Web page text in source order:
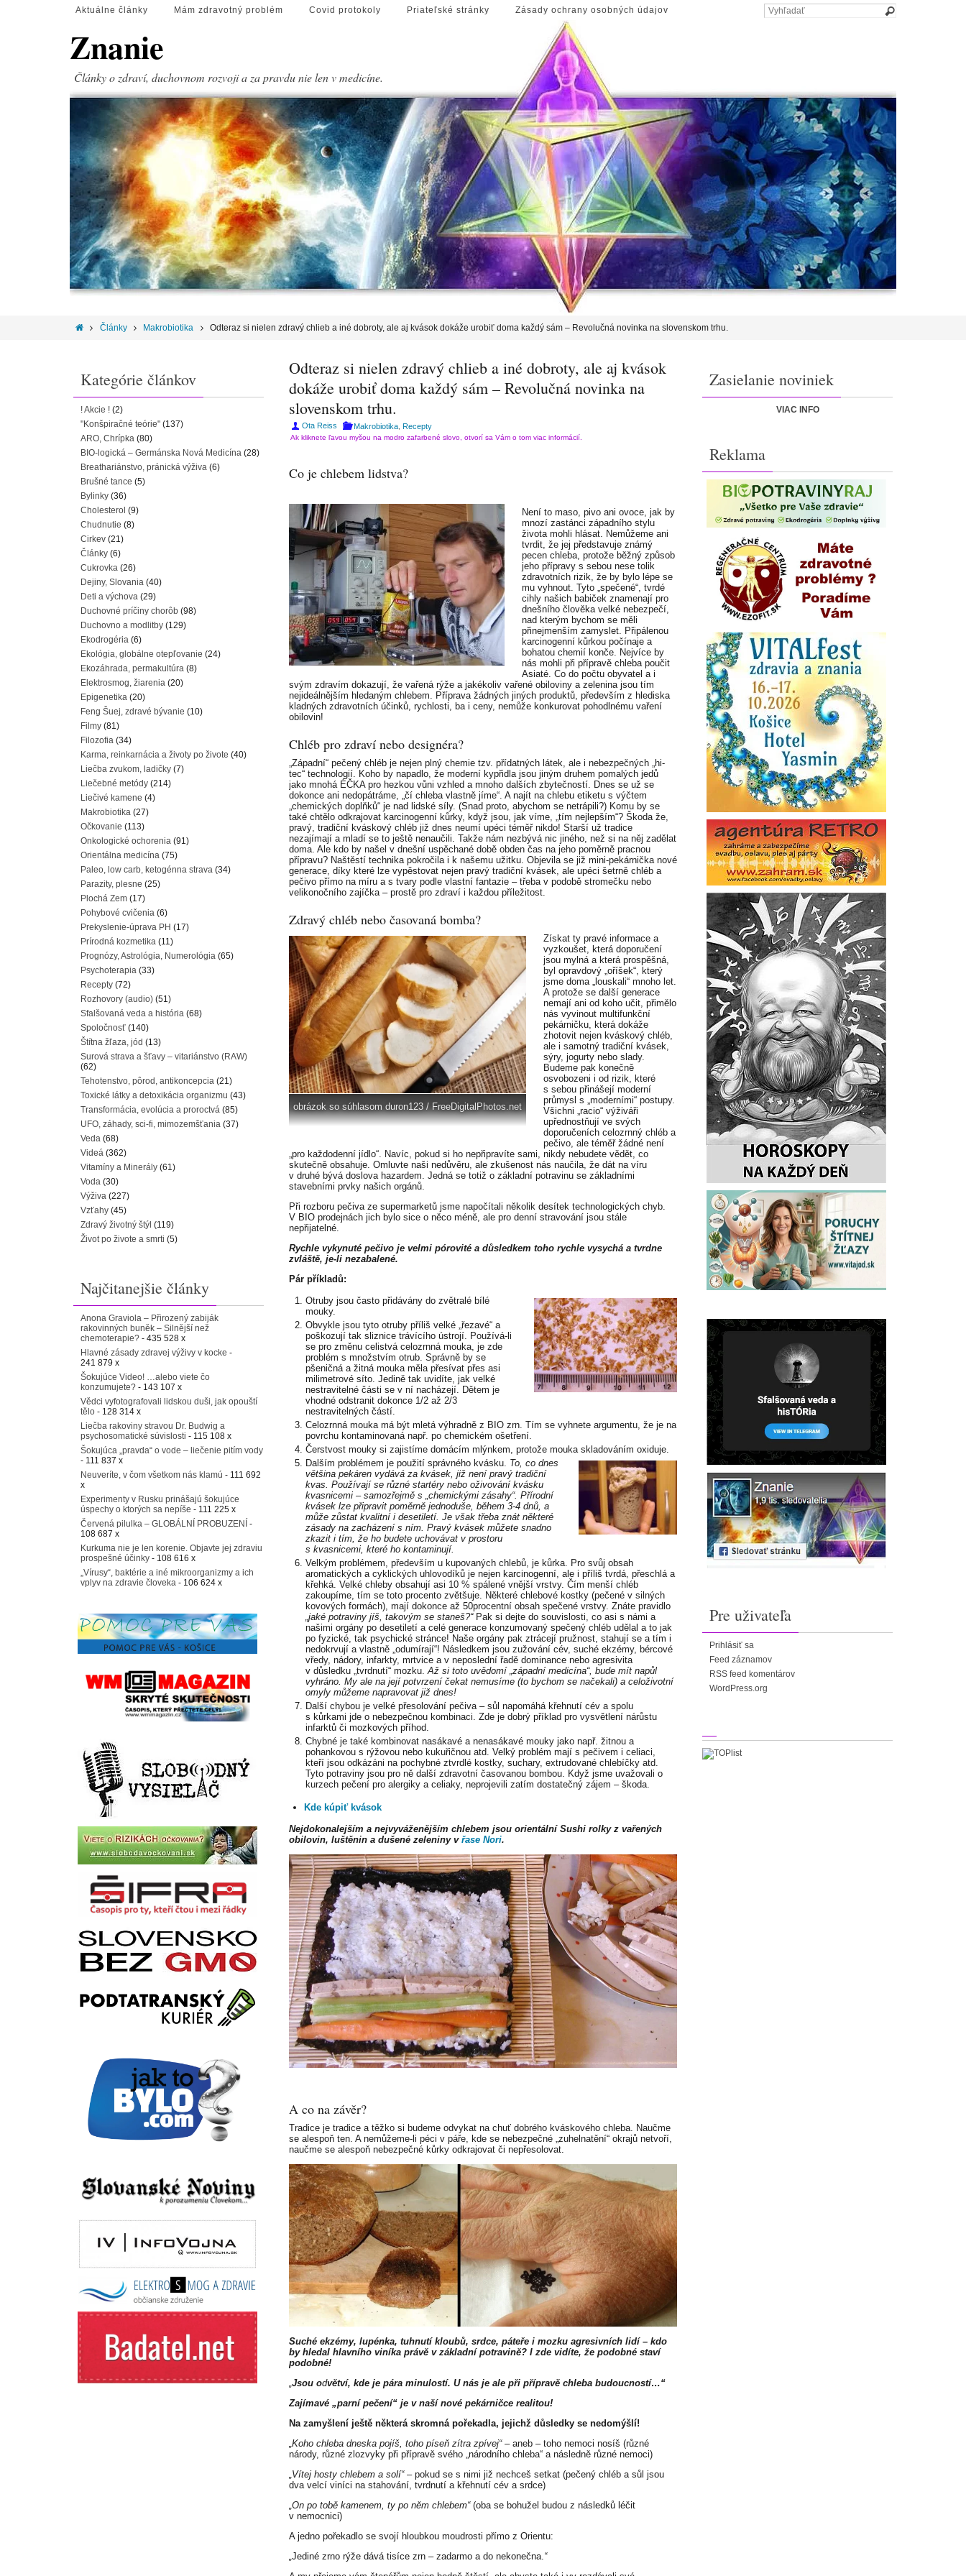
Aktuálne články Mám zdravotný problém Covid protokoly Priateľské stránky Zásady ochrany osobných údajov
Znanie
Články o zdraví, duchovnom rozvoji a za pravdu nie len v medicíne.
Články Makrobiotika Odteraz si nielen zdravý chlieb a iné dobroty, ale aj kvások dokáže urobiť doma každý sám – Revolučná novinka na slovenskom trhu.
Odteraz si nielen zdravý chlieb a iné dobroty, ale aj kvások
dokáže urobiť doma každý sám – Revolučná novinka na
slovenskom trhu.
Ota Reiss Makrobiotika, Recepty
Ak kliknete ľavou myšou na modro zafarbené slovo, otvorí sa Vám o tom viac informácií.
Co je chlebem lidstva?
Není to maso, pivo ani ovoce, jak by
mnozí zastánci západního stylu
života mohli hlásat. Nemůžeme ani
tvrdit, že jej představuje známý
pecen chleba, protože běžný způsob
jeho přípravy s sebou nese tolik
zdravotních rizik, že by bylo lépe se
mu vyhnout. Tyto „spečené“, tvrdé
cihly našich babiček znamenají pro
dnešního člověka velké nebezpečí,
nad kterým bychom se měli
přinejmenším zamyslet. Připálenou
karcinogenní kůrkou počínaje a
bohatou chemií konče. Nejvíce by
nás mohli při přípravě chleba poučit
Asiaté. Co do počtu obyvatel a i
svým zdravím dokazují, že vařená rýže a jakékoliv vařené obiloviny a zelenina jsou tím
nejideálnějším hledaným chlebem. Příprava žádných jiných produktů, především z hlediska
kladných zdravotních účinků, rychlosti, ba i ceny, nemůže konkurovat pohodlnému vaření
obilovin!
Chléb pro zdraví nebo designéra?
„Západní“ pečený chléb je nejen plný chemie tzv. přídatných látek, ale i nebezpečných „hi-
tec“ technologií. Koho by napadlo, že moderní kypřidla jsou jiným druhem pomalých jedů
jako mnohá ÉČKA pro hezkou vůni vzhled a mnoho dalších zbytečností. Dnes se už se
dokonce ani nedopátráme, „čí chleba vlastně jíme“. A najít na chlebu etiketu s výčtem
„chemických doplňků“ je nad lidské síly. (Snad proto, abychom se netrápili?) Komu by se
také chtělo odkrajovat karcinogenní kůrky, když jsou, jak víme, „tím nejlepším“? Škoda že,
pravý, tradiční kváskový chléb již dnes neumí upéci téměř nikdo! Starší už tradice
nezajímají a mladí se to ještě nenaučili. Takže nám nezbývá nic jiného, než si na něj zadělat
doma. Ale kdo by našel v dnešní uspěchané době obden čas na jeho poměrně pracnou
přípravu? Naštěstí technika pokročila i k našemu užitku. Objevila se již mini-pekárnička nové
generace, díky které lze vypěstovat nejen pravý tradiční kvásek, ale upéci šetrně chléb a
pečivo přímo na míru a s tvary podle vlastní fantazie – třeba v podobě stromečku nebo
velikonočního zajíčka – prostě pro zdraví i každou příležitost.
Zdravý chléb nebo časovaná bomba?
obrázok so súhlasom duron123 / FreeDigitalPhotos.net
Získat ty pravé informace a
vyzkoušet, která doporučení
jsou mylná a která prospěšná,
byl opravdový „oříšek“, který
jsme doma „louskali“ mnoho let.
A protože se další generace
nemají ani od koho učit, přimělo
nás vyvinout multifunkční
pekárničku, která dokáže
zhotovit nejen kváskový chléb,
ale i samotný tradiční kvásek,
sýry, jogurty nebo slady.
Budeme pak konečně
osvobozeni i od rizik, které
s sebou přinášejí moderní
průmysl s „moderními“ postupy.
Všichni „racio“ výživáři
upřednostňují ve svých
doporučeních celozrnný chléb a
pečivo, ale téměř žádné není
„pro každodenní jídlo“. Navíc, pokud si ho nepřipravíte sami, nikdy nebudete vědět, co
skutečně obsahuje. Omluvte naši nedůvěru, ale zkušenost nás naučila, že dát na víru
v druhé bývá doslova hazardem. Jedná se totiž o základní potravinu se základními
stavebními prvky našich orgánů.
Při rozboru pečiva ze supermarketů jsme napočítali několik desítek technologických chyb.
V BIO prodejnách jich bylo sice o něco méně, ale pro denní stravování jsou stále
nepřijatelné.
Rychle vykynuté pečivo je velmi pórovité a důsledkem toho rychle vysychá a tvrdne
zvláště, je-li nezabalené.
Pár příkladů:
Otruby jsou často přidávány do zvětralé bílé
mouky.
Obvykle jsou tyto otruby příliš velké „řezavé“ a
poškozují tak sliznice trávícího ústrojí. Používá-li
se pro změnu celistvá celozrnná mouka, je zde
problém s množstvím otrub. Správně by se
pšeničná a žitná mouka měla přesívat přes asi
milimetrové síto. Jedině tak uvidíte, jak velké
nestravitelné části se v ní nacházejí. Dětem je
vhodné odstranit dokonce 1/2 až 2/3
nestravitelných částí.
Celozrnná mouka má být mletá výhradně z BIO zrn. Tím se vyhnete argumentu, že je na
povrchu kontaminovaná např. po chemickém ošetření.
Čerstvost mouky si zajistíme domácím mlýnkem, protože mouka skladováním oxiduje.
Dalším problémem je použití správného kvásku. To, co dnes
většina pekáren vydává za kvásek, již není pravý tradiční
kvas. Používají se různé startéry nebo oživování kvásku
kvasnicemi – samozřejmě s „chemickými zásahy“. Přírodní
kvásek lze připravit poměrně jednoduše, během 3-4 dnů, a
může zůstat kvalitní i desetiletí. Je však třeba znát některé
zásady na zacházení s ním. Pravý kvásek můžete snadno
zkazit i tím, že ho budete uchovávat v prostoru
s kvasnicemi, které ho kontaminují.
Velkým problémem, především u kupovaných chlebů, je kůrka. Pro svůj obsah
aromatických a cyklických uhlovodíků je nejen karcinogenní, ale i příliš tvrdá, přeschlá a
křehká. Velké chleby obsahují asi 10 % spálené vnější vrstvy. Čím menší chléb
zakoupíme, tím se toto procento zvětšuje. Některé chlebové kostky (pečené v silných
kovových formách), mají dokonce až 50procentní obsah spečené vrstvy. Znáte pravidlo
„jaké potraviny jíš, takovým se staneš?“Pak si dejte do souvislosti, co asi s námi a
našimi orgány po desetiletí a celé generace konzumovaný spečený chléb udělal a to jak
po fyzické, tak psychické stránce! Naše orgány pak ztrácejí pružnost, stahují se a tím i
nedokrvují a vlastně „odumírají“! Následkem jsou zužování cév, suché ekzémy, bércové
vředy, nádory, infarkty, mrtvice a v neposlední řadě dominance nebo agresivita
v důsledku „tvrdnutí“ mozku. Až si toto uvědomí „západní medicína“, bude mít napůl
vyhráno. My ale na její potvrzení čekat nemusíme (to bychom se načekali) a celoživotní
omyly můžeme napravovat již dnes!
Další chybou je velké přesolování pečiva – sůl napomáhá křehnutí cév a spolu
s kůrkami jde o nebezpečnou kombinaci. Zde je dobrý příklad pro vysvětlení nárůstu
infarktů či mozkových příhod.
Chybné je také kombinovat nasákavé a nenasákavé mouky jako např. žitnou a
pohankovou s rýžovou nebo kukuřičnou atd. Velký problém mají s pečivem i celiaci,
kteří jsou odkázáni na pochybné ztvrdlé kostky, suchary, extrudované chlebíčky atd.
Tyto potraviny jsou pro ně další zdravotní časovanou bombou. Když jsme uvažovali o
kurzech pečení pro alergiky a celiaky, neprojevili zatím dostatečný zájem – škoda.
Kde kúpiť kvások
Nejdokonalejším a nejvyváženějším chlebem jsou orientální Sushi rolky z vařených
obilovin, luštěnin a dušené zeleniny v řase Nori.
A co na závěr?
Tradice je tradice a těžko si budeme odvykat na chuť dobrého kváskového chleba. Naučme
se alespoň ten. A nemůžeme-li péci v páře, kde se nebezpečné „zuhelnatění“ okrajů netvoří,
naučme se alespoň nebezpečné kůrky odkrajovat či nepřesolovat.
Suché ekzémy, lupénka, tuhnutí kloubů, srdce, páteře i mozku agresivních lidí – kdo
by hledal hlavního viníka právě v základní potravině? I zde vidíte, že podobné staví
podobné!
„Jsou odvětví, kde je pára minulostí. U nás je ale při přípravě chleba budoucností…“
Zajímavé „parní pečení“ je v naší nové pekárničce realitou!
Na zamyšlení ještě některá skromná pořekadla, jejichž důsledky se nedomýšlí!
„Koho chleba dneska pojíš, toho píseň zítra zpívej“– aneb – toho nemoci nosíš (různé
národy, různé zlozvyky při přípravě svého „národního chleba“ a následně různé nemoci)
„Vítej hosty chlebem a solí“– pokud se s nimi již nechceš setkat (pečený chléb a sůl jsou
dva velcí viníci na stahování, tvrdnutí a křehnutí cév a srdce)
„On po tobě kamenem, ty po něm chlebem“(oba se bohužel budou z následků léčit
v nemocnici)
A jedno pořekadlo se svojí hloubkou moudrosti přímo z Orientu:
„Jediné zrno rýže dává tisíce zrn – zadarmo a do nekonečna.“
Kategórie článkov
! Akcie ! (2)
"Konšpiračné teórie" (137)
ARO, Chrípka (80)
BIO-logická – Germánska Nová Medicína (28)
Breathariánstvo, pránická výživa (6)
Brušné tance (5)
Bylinky (36)
Cholesterol (9)
Chudnutie (8)
Cirkev (21)
Články (6)
Cukrovka (26)
Dejiny, Slovania (40)
Deti a výchova (29)
Duchovné príčiny chorôb (98)
Duchovno a modlitby (129)
Ekodrogéria (6)
Ekológia, globálne otepľovanie (24)
Ekozáhrada, permakultúra (8)
Elektrosmog, žiarenia (20)
Epigenetika (20)
Feng Šuej, zdravé bývanie (10)
Filmy (81)
Filozofia (34)
Karma, reinkarnácia a životy po živote (40)
Liečba zvukom, ladičky (7)
Liečebné metódy (214)
Liečivé kamene (4)
Makrobiotika (27)
Očkovanie (113)
Onkologické ochorenia (91)
Orientálna medicína (75)
Paleo, low carb, ketogénna strava (34)
Parazity, plesne (25)
Plochá Zem (17)
Pohybové cvičenia (6)
Prekyslenie-úprava PH (17)
Prírodná kozmetika (11)
Prognózy, Astrológia, Numerológia (65)
Psychoterapia (33)
Recepty (72)
Rozhovory (audio) (51)
Sfalšovaná veda a história (68)
Spoločnosť (140)
Štítna žľaza, jód (13)
Surová strava a šťavy – vitariánstvo (RAW)
(62)
Tehotenstvo, pôrod, antikoncepcia (21)
Toxické látky a detoxikácia organizmu (43)
Transformácia, evolúcia a proroctvá (85)
UFO, záhady, sci-fi, mimozemšťania (37)
Veda (68)
Videá (362)
Vitamíny a Minerály (61)
Voda (30)
Výživa (227)
Vzťahy (45)
Zdravý životný štýl (119)
Život po živote a smrti (5)
Najčitanejšie články
Anona Graviola – Přirozený zabiják
rakovinných buněk – Silnější než
chemoterapie? - 435 528 x
Hlavné zásady zdravej výživy v kocke -
241 879 x
Šokujúce Video! …alebo viete čo
konzumujete? - 143 107 x
Vědci vyfotografovali lidskou duši, jak opouští
tělo - 128 314 x
Liečba rakoviny stravou Dr. Budwig a
psychosomatické súvislosti - 115 108 x
Šokujúca „pravda“ o vode – liečenie pitím vody
- 111 837 x
Neuveríte, v čom všetkom nás klamú - 111 692
x
Experimenty v Rusku prinášajú šokujúce
úspechy o ktorých sa nepíše - 111 225 x
Červená pilulka – GLOBÁLNÍ PROBUZENÍ -
108 687 x
Kurkuma nie je len korenie. Objavte jej zdraviu
prospešné účinky - 108 616 x
„Vírusy“, baktérie a iné mikroorganizmy a ich
vplyv na zdravie človeka - 106 624 x
Zasielanie noviniek
VIAC INFO
Reklama
Pre uživateľa
Prihlásiť sa
Feed záznamov
RSS feed komentárov
WordPress.org